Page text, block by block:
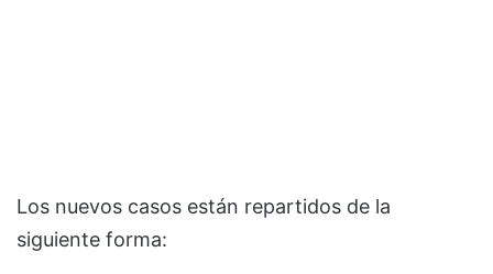
Los nuevos casos están repartidos de la
siguiente forma: